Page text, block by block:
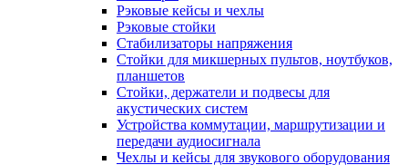
Рэковые кейсы и чехлы
Рэковые стойки
Стабилизаторы напряжения
Стойки для микшерных пультов, ноутбуков,
планшетов
Стойки, держатели и подвесы для
акустических систем
Устройства коммутации, маршрутизации и
передачи аудиосигнала
Чехлы и кейсы для звукового оборудования